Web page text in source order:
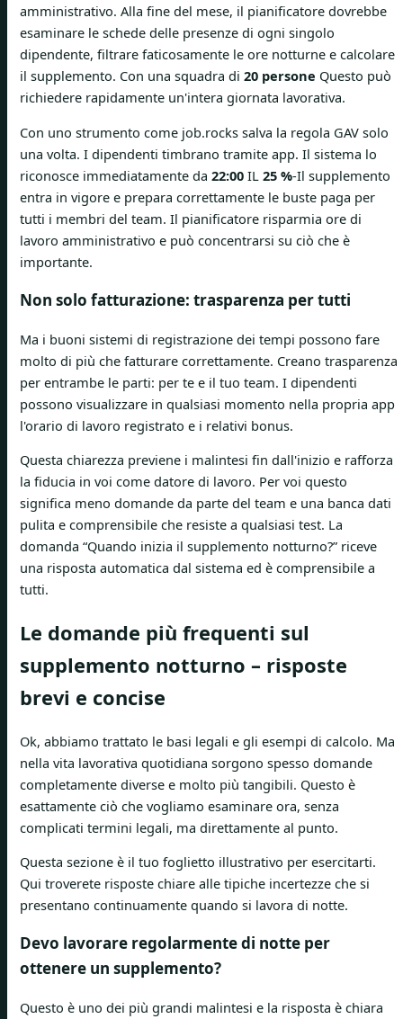
amministrativo. Alla fine del mese, il pianificatore dovrebbe
esaminare le schede delle presenze di ogni singolo
dipendente, filtrare faticosamente le ore notturne e calcolare
il supplemento. Con una squadra di 20 persone Questo può
richiedere rapidamente un'intera giornata lavorativa.
Con uno strumento come job.rocks salva la regola GAV solo
una volta. I dipendenti timbrano tramite app. Il sistema lo
riconosce immediatamente da 22:00 IL 25 %-Il supplemento
entra in vigore e prepara correttamente le buste paga per
tutti i membri del team. Il pianificatore risparmia ore di
lavoro amministrativo e può concentrarsi su ciò che è
importante.
Non solo fatturazione: trasparenza per tutti
Ma i buoni sistemi di registrazione dei tempi possono fare
molto di più che fatturare correttamente. Creano trasparenza
per entrambe le parti: per te e il tuo team. I dipendenti
possono visualizzare in qualsiasi momento nella propria app
l'orario di lavoro registrato e i relativi bonus.
Questa chiarezza previene i malintesi fin dall'inizio e rafforza
la fiducia in voi come datore di lavoro. Per voi questo
significa meno domande da parte del team e una banca dati
pulita e comprensibile che resiste a qualsiasi test. La
domanda “Quando inizia il supplemento notturno?” riceve
una risposta automatica dal sistema ed è comprensibile a
tutti.
Le domande più frequenti sul
supplemento notturno – risposte
brevi e concise
Ok, abbiamo trattato le basi legali e gli esempi di calcolo. Ma
nella vita lavorativa quotidiana sorgono spesso domande
completamente diverse e molto più tangibili. Questo è
esattamente ciò che vogliamo esaminare ora, senza
complicati termini legali, ma direttamente al punto.
Questa sezione è il tuo foglietto illustrativo per esercitarti.
Qui troverete risposte chiare alle tipiche incertezze che si
presentano continuamente quando si lavora di notte.
Devo lavorare regolarmente di notte per
ottenere un supplemento?
Questo è uno dei più grandi malintesi e la risposta è chiara